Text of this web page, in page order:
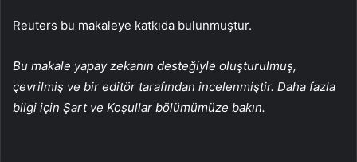
Reuters bu makaleye katkıda bulunmuştur.
Bu makale yapay zekanın desteğiyle oluşturulmuş,
çevrilmiş ve bir editör tarafından incelenmiştir. Daha fazla
bilgi için Şart ve Koşullar bölümümüze bakın.